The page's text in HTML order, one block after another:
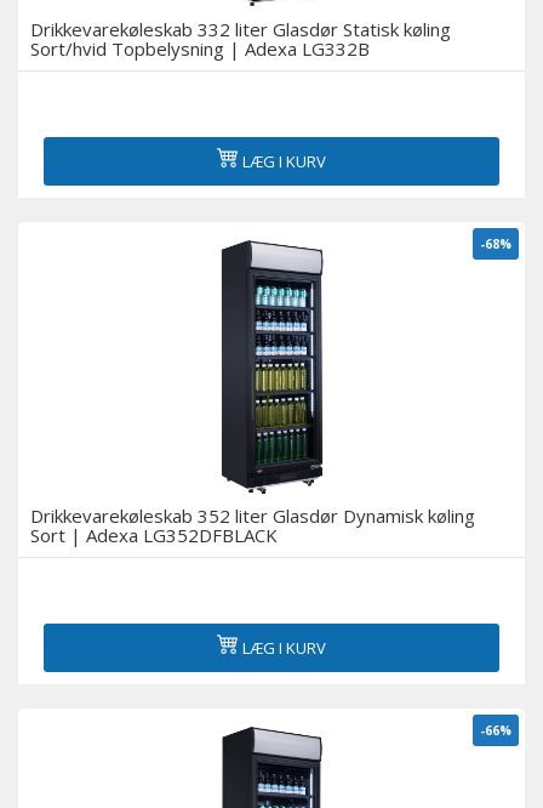
Drikkevarekøleskab 332 liter Glasdør Statisk køling
Sort/hvid Topbelysning | Adexa LG332B
LÆG I KURV
-68%
Drikkevarekøleskab 352 liter Glasdør Dynamisk køling
Sort | Adexa LG352DFBLACK
LÆG I KURV
-66%